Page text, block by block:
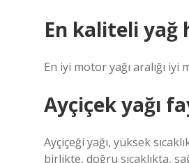
En kaliteli yağ
En iyi motor yağı aralığı
Ayçiçek yağı
Ayçiçeği yağı, yüksek
birlikte, doğru sıcaklıkta,